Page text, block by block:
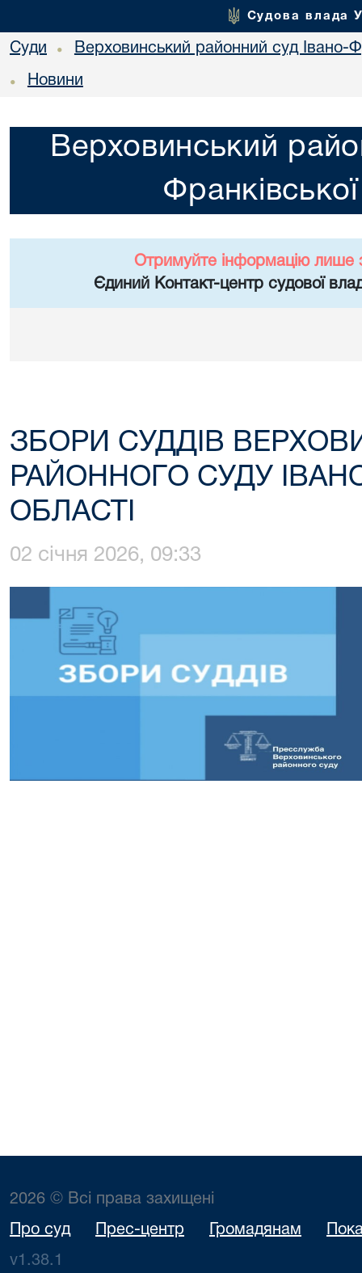
Судова влада
Суди • Верховинський районний суд Івано-
• Новини
Верховинський
Отримуйте інформацію лише
Єдиний Контакт-центр судової
ЗБОРИ СУДДІВ
РАЙОННОГО СУДУ
ОБЛАСТІ
02 січня 2026, 09:33
2026 © Всі права захищені
Про суд Прес-центр Громадянам
v1.38.1